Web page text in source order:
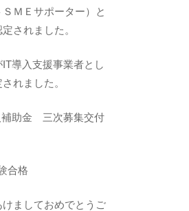
ＳＭＥサポーター）と
定されました。
IT導入支援事業者とし
れました。
補助金 三次募集交付
合格
けましておめでとうご